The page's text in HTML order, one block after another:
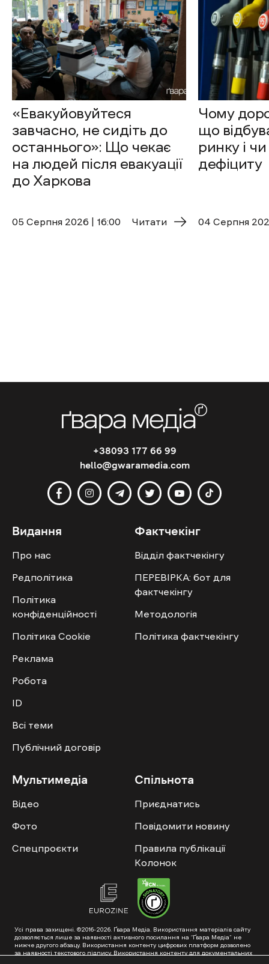
«Евакуйовуйтеся
завчасно, не сидіть до
останнього»: Що чекає
на людей після евакуації
до Харкова
05 Cерпня 2026 | 16:00 Читати
Чому
що
ринку і
дефіциту
04 Cерпня
+38093 177 66 99
hello@gwaramedia.com
Видання
Про нас
Редполітика
Політика
конфіденційності
Політика Cookie
Реклама
Робота
ID
Всі теми
Публічний договір
Фактчекінг
Відділ фактчекінгу
ПЕРЕВІРКА: бот для
фактчекінгу
Методологія
Політика фактчекінгу
Мультимедіа
Відео
Фото
Спецпроєкти
Спільнота
Приєднатись
Повідомити новину
Правила публікації
Колонок
Усі права захищені. ©2016-2026. Ґвара Медіа. Використання матеріалів сайту
дозволяється лише за наявності активного посилання на “Ґвара Медіа” не
нижче другого абзацу. Використання контенту цифрових платформ дозволено
за наявності текстового підпису. Використання контенту для документальних